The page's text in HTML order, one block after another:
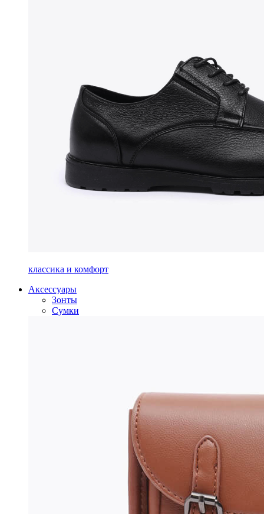
классика и комфорт
Аксессуары
Зонты
Сумки